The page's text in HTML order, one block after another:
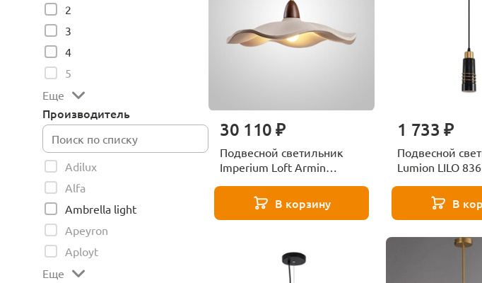
2
3
4
5
Еще
Производитель
Adilux
Alfa
Ambrella light
Apeyron
Aployt
Еще
30 110 ₽
Подвесной светильник
Imperium Loft Armin
В корзину
1 733 ₽
Подвесной
Lumion LILO
В